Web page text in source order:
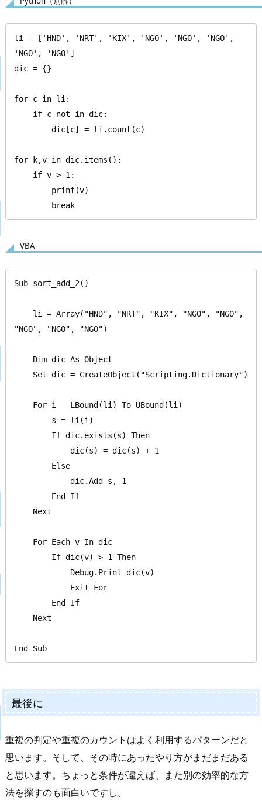
li = ['HND', 'NRT', 'KIX', 'NGO', 'NGO', 'NGO',
'NGO', 'NGO']
dic = {}
for c in li:
for k,v in dic.items():
        break
VBA
Sub sort_add_2()
"NGO", "NGO", "NGO")
End Sub
最後に
重複の判定や重複のカウントはよく利用するパターンだと
思います。そして、その時にあったやり方がまだまだある
と思います。ちょっと条件が違えば、また別の効率的な方
法を探すのも面白いですし。